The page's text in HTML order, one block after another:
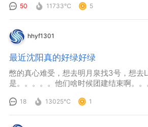
50 11733℃ 5
hhyf1301
最近沈阳真的好绿好绿
憋的真心难受，想去明月泉找3号，想去
是。。。。。他们啥时候团建结束啊。
18 13025℃ 1